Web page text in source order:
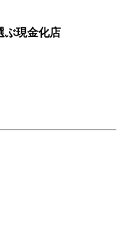
ぶ現金化店